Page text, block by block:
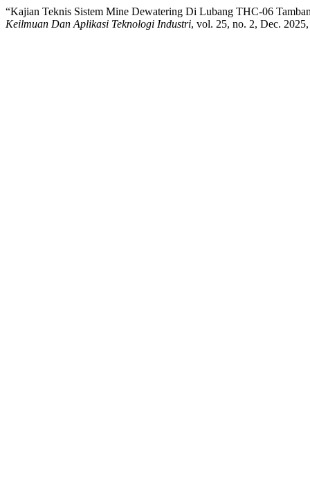
“Kajian Teknis Sistem Mine Dewatering Di Lubang THC-06
Keilmuan Dan Aplikasi Teknologi Industri, vol. 25, no. 2, Dec.